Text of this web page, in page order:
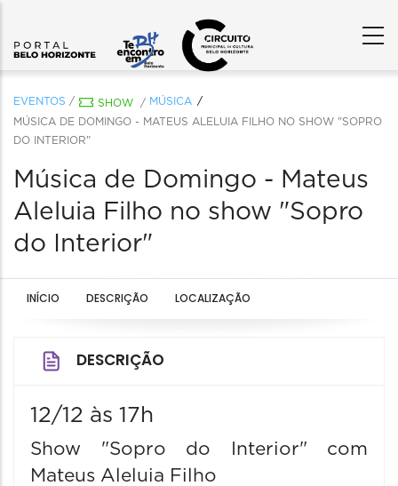
EVENTOS / SHOW / MÚSICA
MÚSICA DE DOMINGO - MATEUS ALELUIA FILHO NO SHOW "SOPRO
DO INTERIOR"
Música de Domingo - Mateus
Aleluia Filho no show "Sopro
do Interior"
INÍCIO DESCRIÇÃO LOCALIZAÇÃO
DESCRIÇÃO
12/12 às 17h
Show "Sopro do Interior" com
Mateus Aleluia Filho